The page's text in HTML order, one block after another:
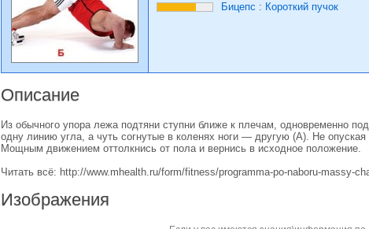
Бицепс : Короткий пучок
Описание
Из обычного упора лежа подтяни ступни ближе к плечам, одновременно
одну линию угла, а чуть согнутые в коленях ноги — другую (А). Не опуская
Мощным движением оттолкнись от пола и вернись в исходное положение.
Читать всё: http://www.mhealth.ru/form/fitness/programma-po-naboru-massy-
Изображения